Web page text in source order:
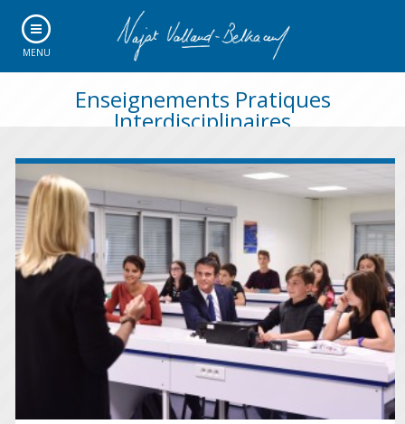
MENU
Enseignements Pratiques
Interdisciplinaires